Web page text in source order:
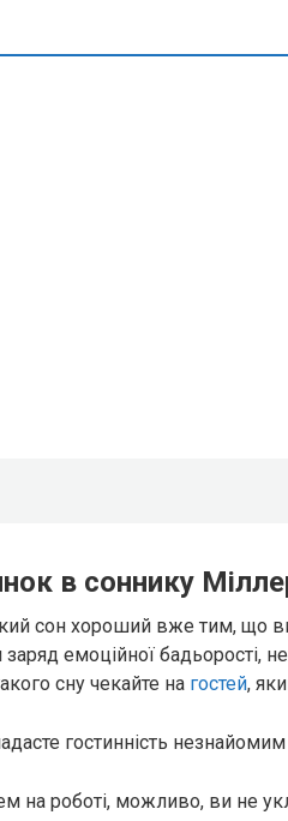
в соннику
сон хороший вже тим, що
емоційної бадьорості,
сну чекайте на гостей,
гостинність
на роботі, можливо, ви не